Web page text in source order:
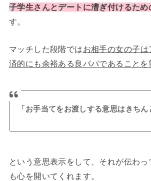
子学生さんとデートに漕ぎ付けるため
す。
マッチした段階ではお相手の女の子
済的にも余裕ある良パパであることを
「お手当てをお渡しする意思はきちん
という意思表示をして、それが伝わ
も心を開いてくれます。